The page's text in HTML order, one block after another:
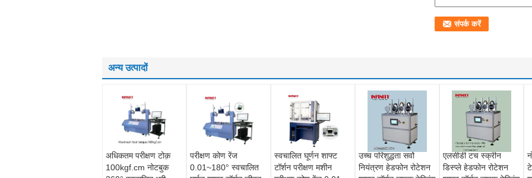
अन्य उत्पादों
अधिकतम परीक्षण टोक़
100kgf.cm नोटबुक
परीक्षण कोण रेंज
0.01~180° स्वचालित
स्वचालित घूर्णन शाफ्ट
टॉर्शन परीक्षण मशीन
उच्च परिशुद्धता सर्वो
नियंत्रण हेडफोन रोटेशन
एलसीडी टच स्क्रीन
डिस्प्ले हेडफोन रोटेशन